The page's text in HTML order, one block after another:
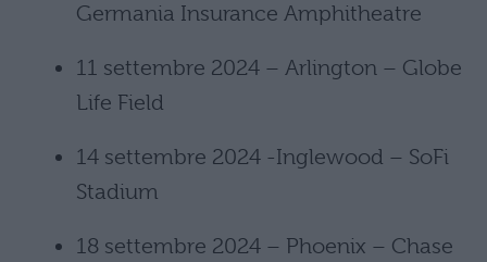
Germania Insurance Amphitheatre
11 settembre 2024 – Arlington – Globe
Life Field
14 settembre 2024 -Inglewood – SoFi
Stadium
18 settembre 2024 – Phoenix – Chase